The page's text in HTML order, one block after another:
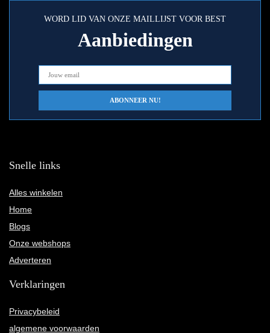
WORD LID VAN ONZE MAILLIJST VOOR BEST
Aanbiedingen
Snelle links
Alles winkelen
Home
Blogs
Onze webshops
Adverteren
Verklaringen
Privacybeleid
algemene voorwaarden